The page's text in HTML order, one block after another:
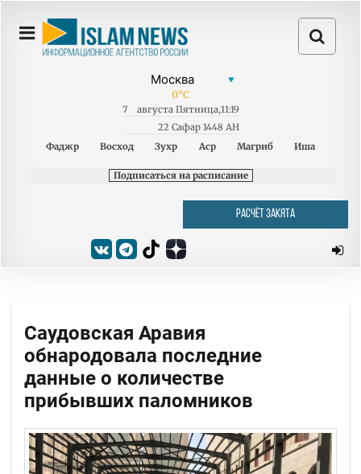
0°C
7 августа Пятница,11:19
22 Сафар 1448 AH
Фаджр
Восход Зухр Аср Магриб Иша
Подписаться на расписание
РАСЧЁТ ЗАКЯТА
Саудовская Аравия
обнародовала последние
данные о количестве
прибывших паломников